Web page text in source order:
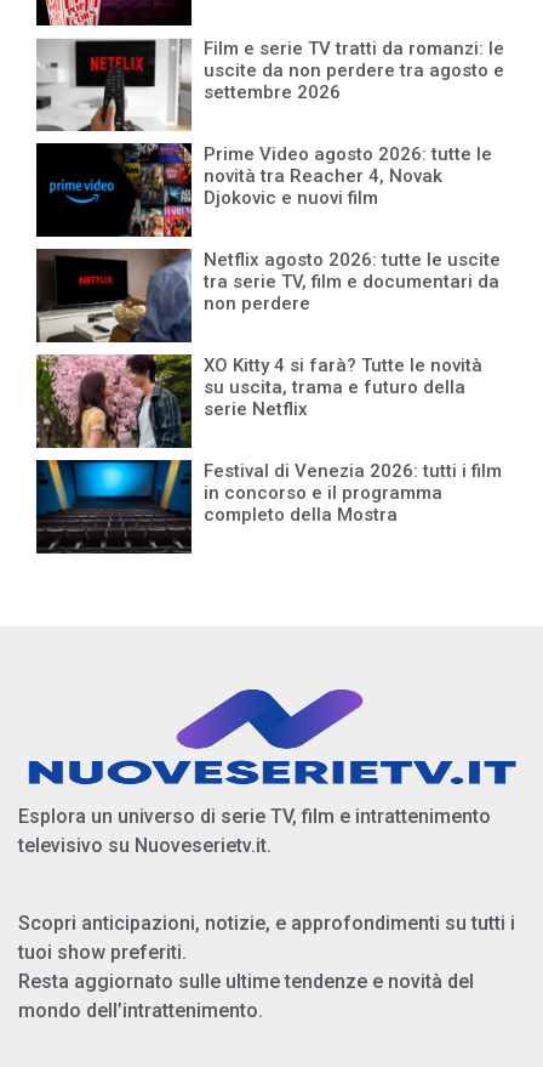
Film e serie TV tratti da romanzi: le
uscite da non perdere tra agosto e
settembre 2026
Prime Video agosto 2026: tutte le
novità tra Reacher 4, Novak
Djokovic e nuovi film
Netflix agosto 2026: tutte le uscite
tra serie TV, film e documentari da
non perdere
XO Kitty 4 si farà? Tutte le novità
su uscita, trama e futuro della
serie Netflix
Festival di Venezia 2026: tutti i film
in concorso e il programma
completo della Mostra
Esplora un universo di serie TV, film e intrattenimento
televisivo su Nuoveserietv.it.
Scopri anticipazioni, notizie, e approfondimenti su tutti i
tuoi show preferiti.
Resta aggiornato sulle ultime tendenze e novità del
mondo dell’intrattenimento.